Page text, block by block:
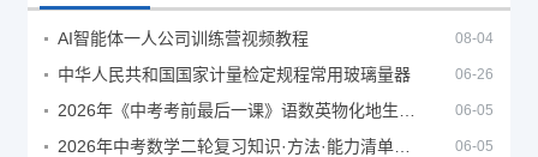
AI智能体一人公司训练营视频教程 08-04
中华人民共和国国家计量检定规程常用玻璃量器 06-26
06-05
06-05